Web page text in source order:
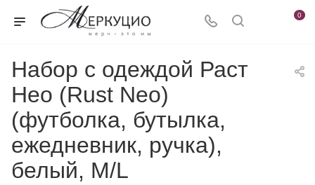
0
Набор с одеждой Раст
Нео (Rust Neo)
(футболка, бутылка,
ежедневник, ручка),
белый, M/L